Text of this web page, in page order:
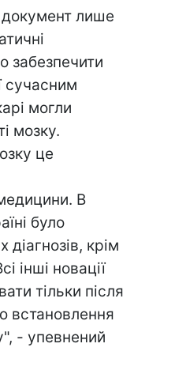
лише
забезпечити
сучасним
могли
мозку.
це
В
було
діагнозів, крім
інші новації
тільки після
встановлення
- упевнений